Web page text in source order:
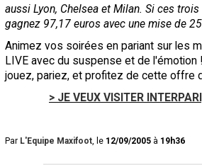
aussi Lyon, Chelsea et Milan. Si ces
gagnez 97,17 euros avec une mise de
Animez vos soirées en pariant sur les
LIVE avec du suspense et de l'émotion
jouez, pariez, et profitez de cette offre
> JE VEUX VISITER
Par L'Equipe Maxifoot, le 12/09/2005 à 19h36